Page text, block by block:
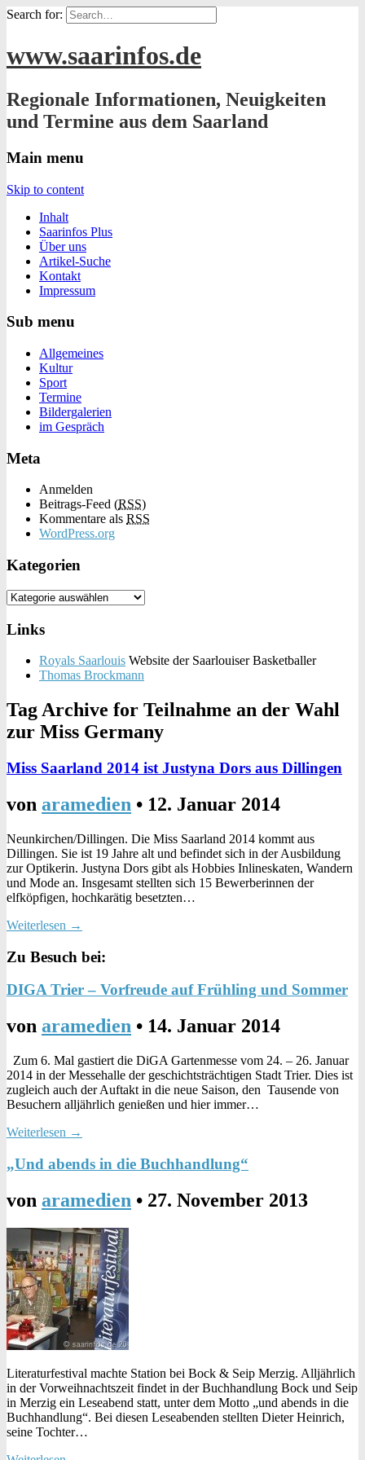
Search for:
www.saarinfos.de
Regionale Informationen, Neuigkeiten
und Termine aus dem Saarland
Main menu
Skip to content
Inhalt
Saarinfos Plus
Über uns
Artikel-Suche
Kontakt
Impressum
Sub menu
Allgemeines
Kultur
Sport
Termine
Bildergalerien
im Gespräch
Meta
Anmelden
Beitrags-Feed (RSS)
Kommentare als RSS
WordPress.org
Kategorien
Links
Royals Saarlouis Website der Saarlouiser Basketballer
Thomas Brockmann
Tag Archive for Teilnahme an der Wahl
zur Miss Germany
Miss Saarland 2014 ist Justyna Dors aus Dillingen
von aramedien • 12. Januar 2014
Neunkirchen/Dillingen. Die Miss Saarland 2014 kommt aus
Dillingen. Sie ist 19 Jahre alt und befindet sich in der Ausbildung
zur Optikerin. Justyna Dors gibt als Hobbies Inlineskaten, Wandern
und Mode an. Insgesamt stellten sich 15 Bewerberinnen der
elfköpfigen, hochkarätig besetzten…
Weiterlesen →
Zu Besuch bei:
DIGA Trier – Vorfreude auf Frühling und Sommer
von aramedien • 14. Januar 2014
Zum 6. Mal gastiert die DiGA Gartenmesse vom 24. – 26. Januar
2014 in der Messehalle der geschichtsträchtigen Stadt Trier. Dies ist
zugleich auch der Auftakt in die neue Saison, den Tausende von
Besuchern alljährlich genießen und hier immer…
Weiterlesen →
„Und abends in die Buchhandlung“
von aramedien • 27. November 2013
Literaturfestival machte Station bei Bock & Seip Merzig. Alljährlich
in der Vorweihnachtszeit findet in der Buchhandlung Bock und Seip
in Merzig ein Leseabend statt, unter dem Motto „und abends in die
Buchhandlung“. Bei diesen Leseabenden stellten Dieter Heinrich,
seine Tochter…